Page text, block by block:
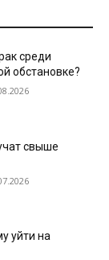
среди
обстановке?
свыше
уйти на